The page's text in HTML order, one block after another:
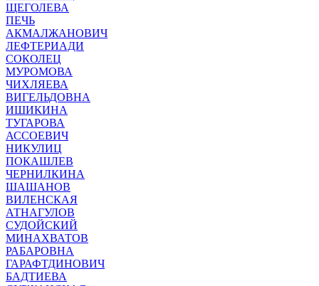
ЩЕГОЛЕВА
ПЕЧЬ
АКМАЛЖАНОВИЧ
ЛЕФТЕРИАДИ
СОКОЛЕЦ
МУРОМОВА
ЧИХЛЯЕВА
ВИГЕЛЬДОВНА
ИШИКИНА
ТУГАРОВА
АССОЕВИЧ
НИКУЛИЦ
ПОКАШЛЕВ
ЧЕРНИЛКИНА
ШАШАНОВ
ВИЛЕНСКАЯ
АТНАГУЛОВ
СУДОЙСКИЙ
МИНАХВАТОВ
РАБАРОВНА
ГАРАФТДИНОВИЧ
БАДТИЕВА